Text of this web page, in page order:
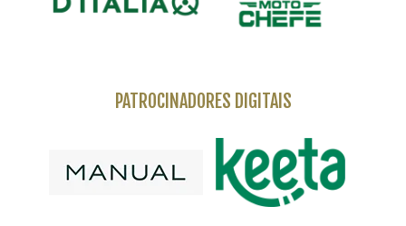
PATROCINADORES DIGITAIS